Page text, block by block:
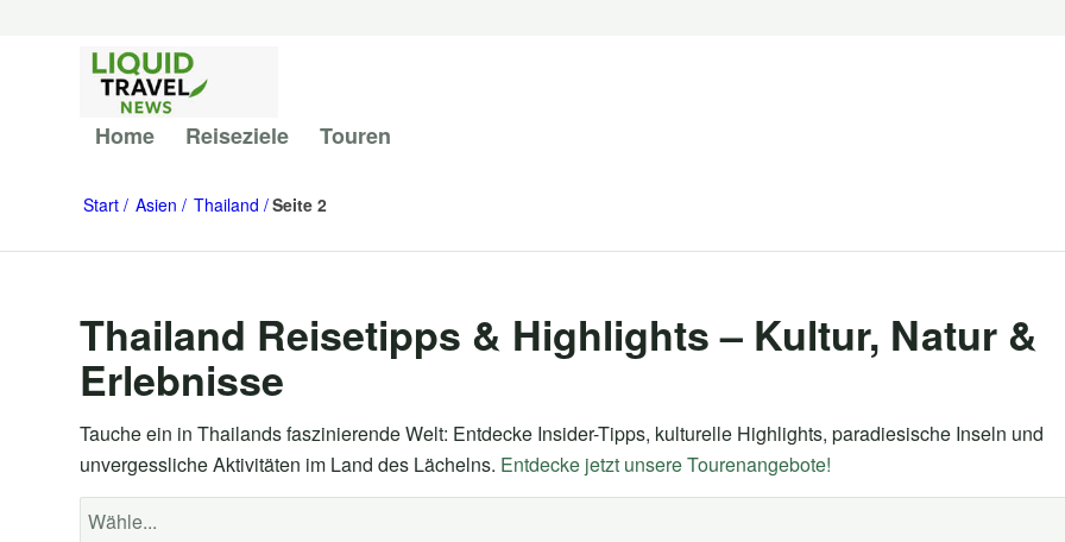
Home Reiseziele Touren
Start Asien Thailand Seite 2
Thailand Reisetipps & Highlights – Kultur, Natur &
Erlebnisse
Tauche ein in Thailands faszinierende Welt: Entdecke Insider-Tipps, kulturelle Highlights, paradiesische Inseln und
unvergessliche Aktivitäten im Land des Lächelns. Entdecke jetzt unsere Tourenangebote!